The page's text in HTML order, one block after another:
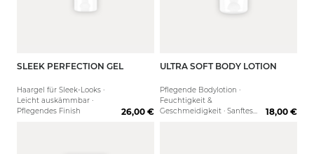
SLEEK PERFECTION GEL
Haargel für Sleek-Looks ·
Leicht auskämmbar ·
Pflegendes Finish
26,00 €
50 ml 200 ml
ULTRA SOFT BODY LOTION
Pflegende Bodylotion ·
Feuchtigkeit &
Geschmeidigkeit · Sanftes
18,00 €